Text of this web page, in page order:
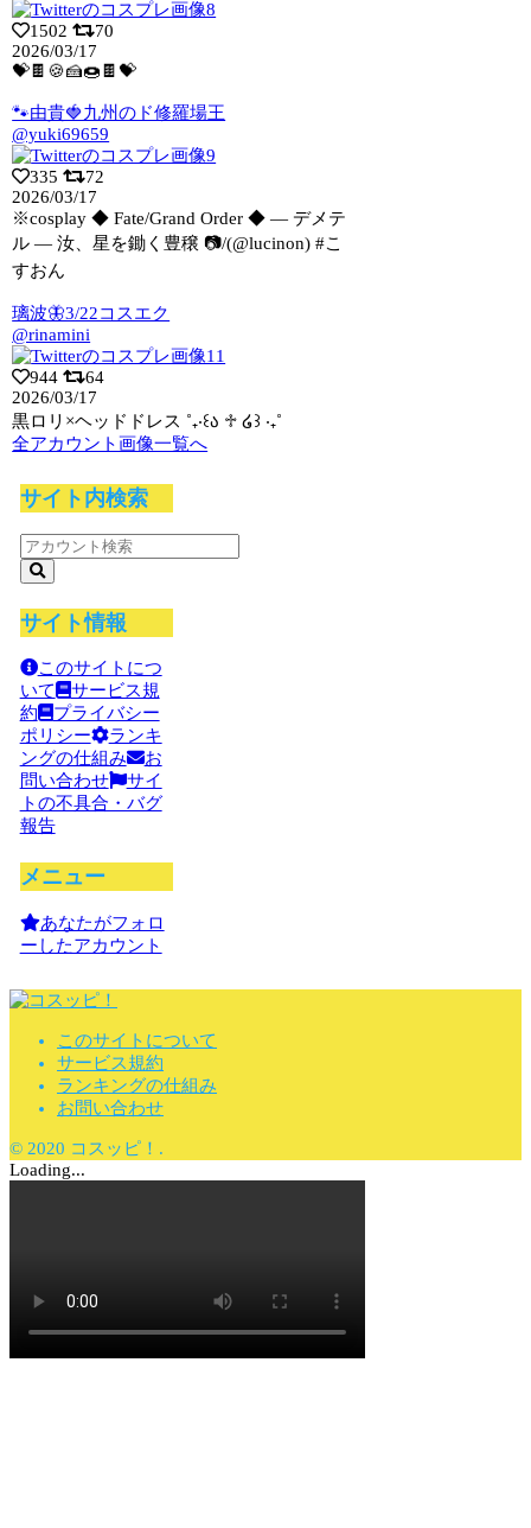
1502
70
2026/03/17
💝🍫🍪🍰🍩🍫💝
🐾由貴🍓九州のド修羅場王
@yuki69659
335
72
2026/03/17
※cosplay ◆ Fate/Grand Order ◆ ― デメテ
ル ―汝、星を鋤く豊穣 📷/(@lucinon) #こ
すおん
璃波🦋3/22コスエク
@rinamini
944
64
2026/03/17
黒ロリ×ヘッドドレス ˚₊‧꒰ა ♱ ໒꒱ ‧₊˚
全アカウント画像一覧へ
サイト内検索
サイト情報
このサイトにつ
いて
サービス規
約
プライバシー
ポリシー
ランキ
ングの仕組み
お
問い合わせ
サイ
トの不具合・バグ
報告
メニュー
あなたがフォロ
ーしたアカウント
このサイトについて
サービス規約
ランキングの仕組み
お問い合わせ
© 2020 コスッピ！.
Loading...